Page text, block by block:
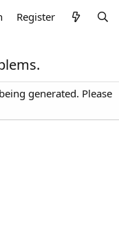
Register
generated. Please